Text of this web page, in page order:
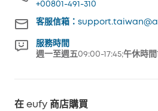
+00801-491-310
客服信箱：
服務時間
週一至週五09:00-17:45;午休時間
在 eufy 商店購買